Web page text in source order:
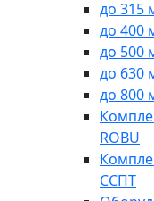
до 315
до 400
до 500
до 630
до 800
ROBU
ССПТ